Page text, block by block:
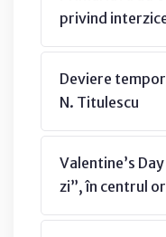
privind
Deviere
N. Titulescu
Valentine’s
zi”, în centrul